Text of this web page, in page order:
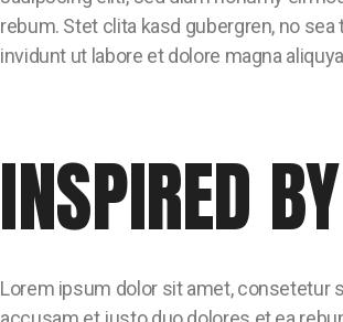
rebum. Stet clita kasd gubergren, no
invidunt ut labore et dolore magna
INSPIRED
Lorem ipsum dolor sit amet, consetetur